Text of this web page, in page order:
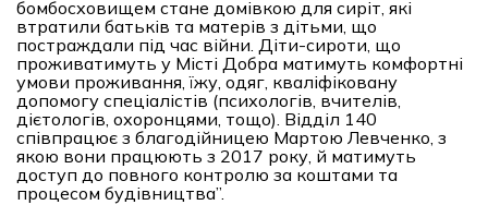
бомбосховищем стане домівкою для сиріт, які
втратили батьків та матерів з дітьми, що
постраждали під час війни. Діти-сироти, що
проживатимуть у Місті Добра матимуть комфортні
умови проживання, їжу, одяг, кваліфіковану
допомогу спеціалістів (психологів, вчителів,
дієтологів, охоронцями, тощо). Відділ 140
співпрацює з благодійницею Мартою Левченко, з
якою вони працюють з 2017 року, й матимуть
доступ до повного контролю за коштами та
процесом будівництва”.